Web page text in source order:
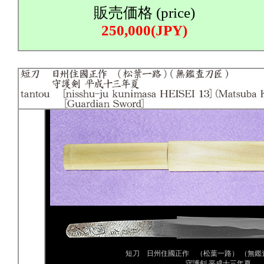
販売価格 (price)
250,000(JPY)
短刀 日州住國正作 （松葉一路） （無鑑